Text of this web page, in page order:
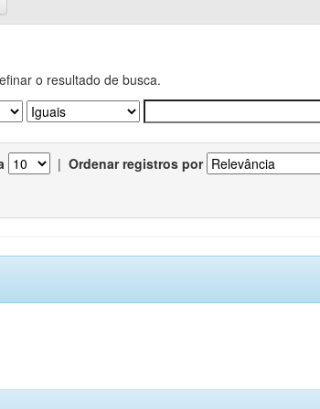
o resultado de busca.
| Ordenar registros por